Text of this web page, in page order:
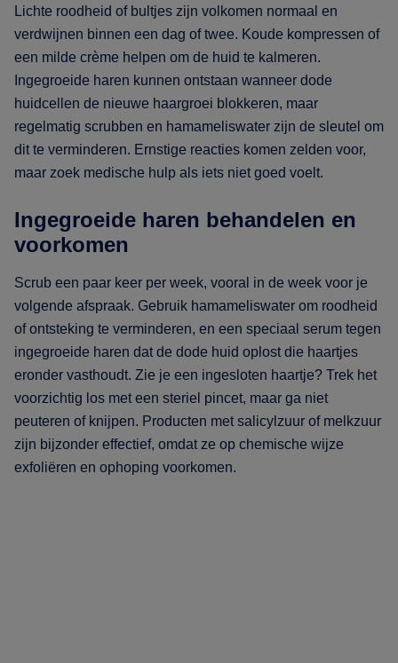
Lichte roodheid of bultjes zijn volkomen normaal en
verdwijnen binnen een dag of twee. Koude kompressen of
een milde crème helpen om de huid te kalmeren.
Ingegroeide haren kunnen ontstaan wanneer dode
huidcellen de nieuwe haargroei blokkeren, maar
regelmatig scrubben en hamameliswater zijn de sleutel om
dit te verminderen. Ernstige reacties komen zelden voor,
maar zoek medische hulp als iets niet goed voelt.
Ingegroeide haren behandelen en
voorkomen
Scrub een paar keer per week, vooral in de week voor je
volgende afspraak. Gebruik hamameliswater om roodheid
of ontsteking te verminderen, en een speciaal serum tegen
ingegroeide haren dat de dode huid oplost die haartjes
eronder vasthoudt. Zie je een ingesloten haartje? Trek het
voorzichtig los met een steriel pincet, maar ga niet
peuteren of knijpen. Producten met salicylzuur of melkzuur
zijn bijzonder effectief, omdat ze op chemische wijze
exfoliëren en ophoping voorkomen.